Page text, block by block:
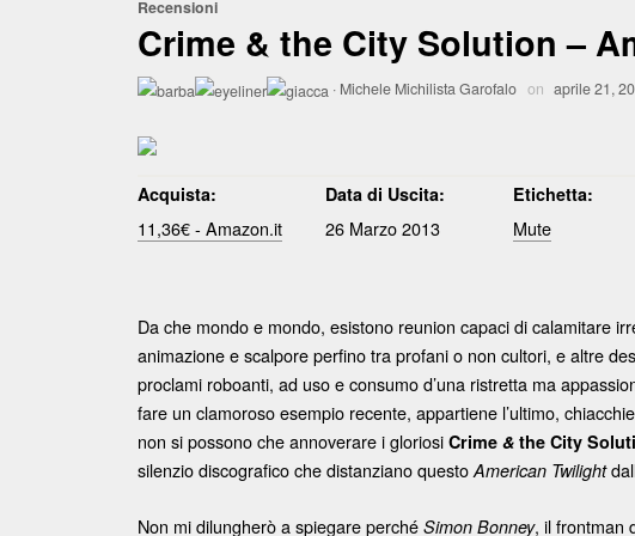
Recensioni
Crime & the City Solution –
· Michele Michilista Garofalo on aprile 21,
Acquista: Data di Uscita: Etichetta:
11,36€ - Amazon.it 26 Marzo 2013 Mute
Da che mondo e mondo, esistono reunion capaci di calamitare
animazione e scalpore perfino tra profani o non cultori, e altre
proclami roboanti, ad uso e consumo d’una ristretta ma
fare un clamoroso esempio recente, appartiene l’ultimo,
non si possono che annoverare i gloriosi Crime & the City
silenzio discografico che distanziano questo American Twilight
Non mi dilungherò a spiegare perché Simon Bonney, il frontman